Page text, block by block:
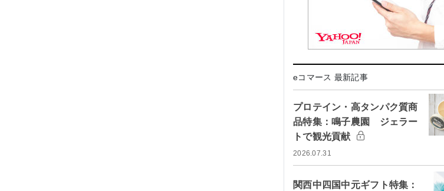
eコマース 最新記事
プロテイン・高タンパク質商
品特集：鳴子農園 ジェラー
トで観光貢献
2026.07.31
関西中四国中元ギフト特集：